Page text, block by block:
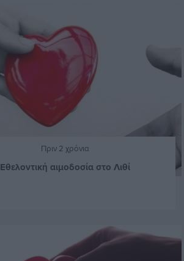
Πριν 2 χρόνια
Εθελοντική αιμοδοσία στο Λιθί